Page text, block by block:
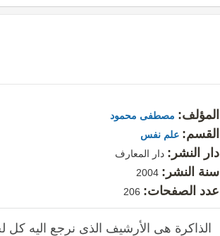
المؤلف: مصطفى محمود
القسم: علم نفس
دار النشر: دار المعارف
سنة النشر:
عدد الصفحات:
الذاكرة هى الأرشيف الذى نرجع اليه كل